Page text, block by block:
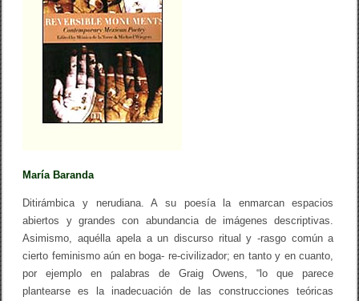
e
x
i
c
a
n
a
A
D
E
r
t
a
u
n
María Baranda
Ditirámbica y nerudiana. A su poesía la enmarcan espacios
abiertos y grandes con abundancia de imágenes descriptivas.
Asimismo, aquélla apela a un discurso ritual y -rasgo común a
cierto feminismo aún en boga- re-civilizador; en tanto y en cuanto,
por ejemplo en palabras de Graig Owens, “lo que parece
plantearse es la inadecuación de las construcciones teóricas